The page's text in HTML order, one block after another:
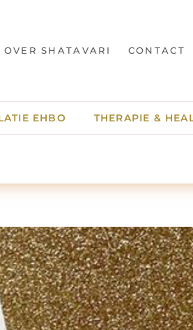
OVER SHATAVARI CONTACT
EHBO THERAPIE &